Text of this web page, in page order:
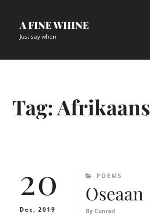
content
A FINE WHINE
Just say when
Tag:Afrikaans
20
Dec, 2019
CATEGORIES
POEMS
Oseaan
ByConrad